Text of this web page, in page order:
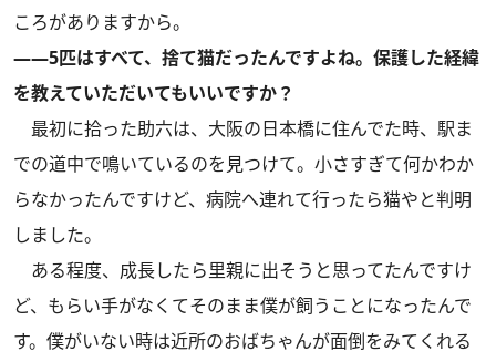
ころがありますから。
――5匹はすべて、捨て猫だったんですよね。保護した経緯
を教えていただいてもいいですか？
最初に拾った助六は、大阪の日本橋に住んでた時、駅ま
での道中で鳴いているのを見つけて。小さすぎて何かわか
らなかったんですけど、病院へ連れて行ったら猫やと判明
しました。
ある程度、成長したら里親に出そうと思ってたんですけ
ど、もらい手がなくてそのまま僕が飼うことになったんで
す。僕がいない時は近所のおばちゃんが面倒をみてくれる